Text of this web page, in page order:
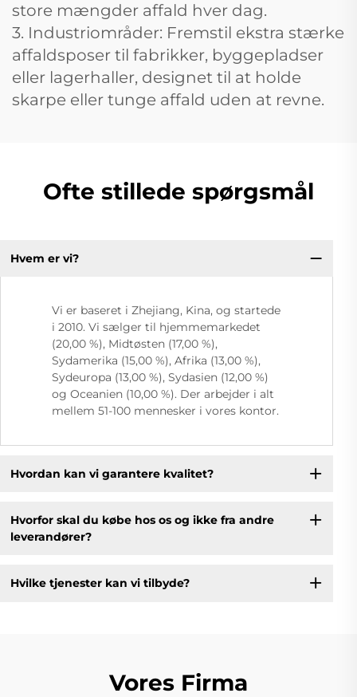
store mængder affald hver dag.
3. Industriområder: Fremstil ekstra stærke
affaldsposer til fabrikker, byggepladser
eller lagerhaller, designet til at holde
skarpe eller tunge affald uden at revne.
Ofte stillede spørgsmål
Hvem er vi?
Vi er baseret i Zhejiang, Kina, og startede
i 2010. Vi sælger til hjemmemarkedet
(20,00 %), Midtøsten (17,00 %),
Sydamerika (15,00 %), Afrika (13,00 %),
Sydeuropa (13,00 %), Sydasien (12,00 %)
og Oceanien (10,00 %). Der arbejder i alt
mellem 51-100 mennesker i vores kontor.
Hvordan kan vi garantere kvalitet?
Hvorfor skal du købe hos os og ikke fra andre
leverandører?
Hvilke tjenester kan vi tilbyde?
Vores Firma